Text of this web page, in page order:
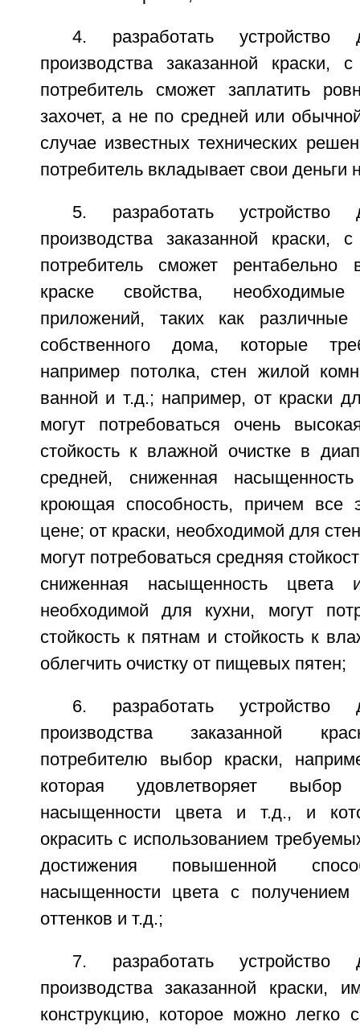
4. разработать устройство
производства заказанной краски,
потребитель сможет заплатить
захочет, а не по средней или
случае известных технических
потребитель вкладывает свои
5. разработать устройство
производства заказанной краски,
потребитель сможет рентабельно
краске свойства,
приложений, таких как различные
собственного дома, которые
например потолка, стен жилой
ванной и т.д.; например, от краски
могут потребоваться очень
стойкость к влажной очистке в
средней, сниженная
кроющая способность, причем все
цене; от краски, необходимой для
могут потребоваться средняя
сниженная насыщенность
необходимой для кухни, могут
стойкость к пятнам и стойкость к
облегчить очистку от пищевых пятен;
6. разработать устройство
производства заказанной
потребителю выбор краски,
которая удовлетворяет
насыщенности цвета и т.д., и
окрасить с использованием
достижения повышенной
насыщенности цвета с получением
оттенков и т.д.;
7. разработать устройство
производства заказанной краски,
конструкцию, которое можно легко